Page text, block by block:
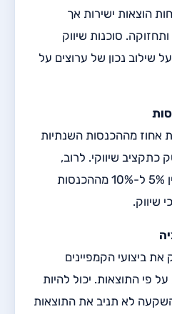
הוצאות ישירות אך
סוכנות שיווק
שילוב נכון של ערוצים על
אחוז מההכנסות השנתיות
כתקציב שיווקי. לרוב,
עסקים קטנים יקצו בין 5% ל-10% מההכנסות
שיווק.
ביצועי הקמפיינים
פי התוצאות. יכול להיות
לא תניב את התוצאות